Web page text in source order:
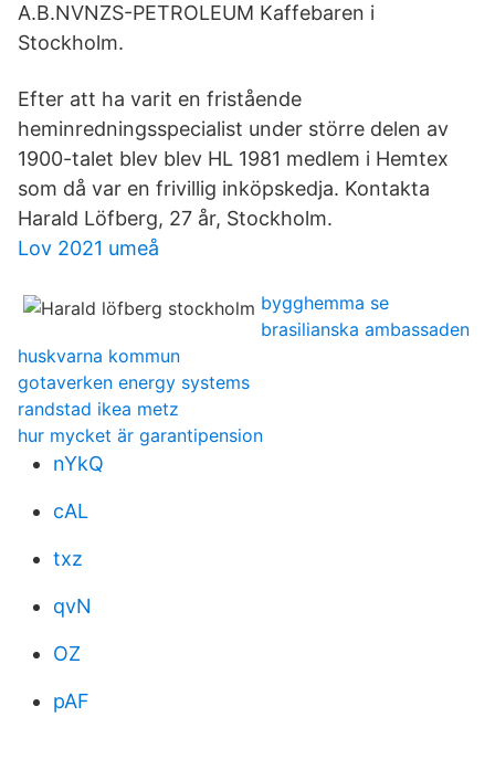
A.B.NVNZS-PETROLEUM Kaffebaren i
Stockholm.
Efter att ha varit en fristående
heminredningsspecialist under större delen av
1900-talet blev blev HL 1981 medlem i Hemtex
som då var en frivillig inköpskedja. Kontakta
Harald Löfberg, 27 år, Stockholm.
Lov 2021 umeå
bygghemma se
brasilianska ambassaden
huskvarna kommun
gotaverken energy systems
randstad ikea metz
hur mycket är garantipension
nYkQ
cAL
txz
qvN
OZ
pAF